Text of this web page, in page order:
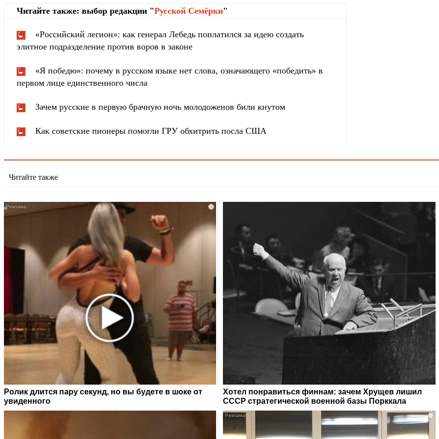
Читайте также: выбор редакции "Русской Cемёрки"
«Российский легион»: как генерал Лебедь поплатился за идею создать
элитное подразделение против воров в законе
«Я победю»: почему в русском языке нет слова, означающего «победить» в
первом лице единственного числа
Зачем русские в первую брачную ночь молодоженов били кнутом
Как советские пионеры помогли ГРУ обхитрить посла США
Читайте также
i
Ролик длится пару секунд, но вы будете в шоке от
увиденного
Хотел понравиться финнам: зачем Хрущев лишил
СССР стратегической военной базы Порккала
i